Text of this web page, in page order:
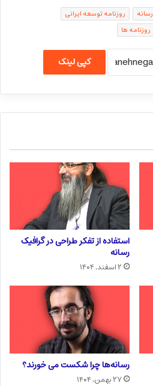
رسانه
روزنامه توسعه ایرانی
روزنامه ها
کپی لینک
استفاده از تفکر طراحی در گرافیک
رسانه
۲ اسفند, ۱۴۰۴
رسانه‌ها چرا شکست می خورند؟
۲۷ بهمن, ۱۴۰۴